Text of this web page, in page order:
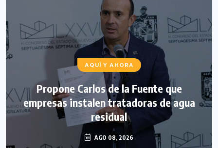
AQUÍ Y AHORA
Propone Carlos de la Fuente que
empresas instalen tratadoras de agua
residual
AGO 08, 2026